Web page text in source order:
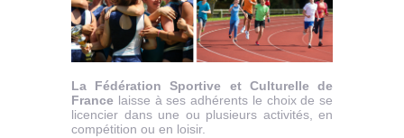
La Fédération Sportive et Culturelle de
France laisse à ses adhérents le choix de se
licencier dans une ou plusieurs activités, en
compétition ou en loisir.